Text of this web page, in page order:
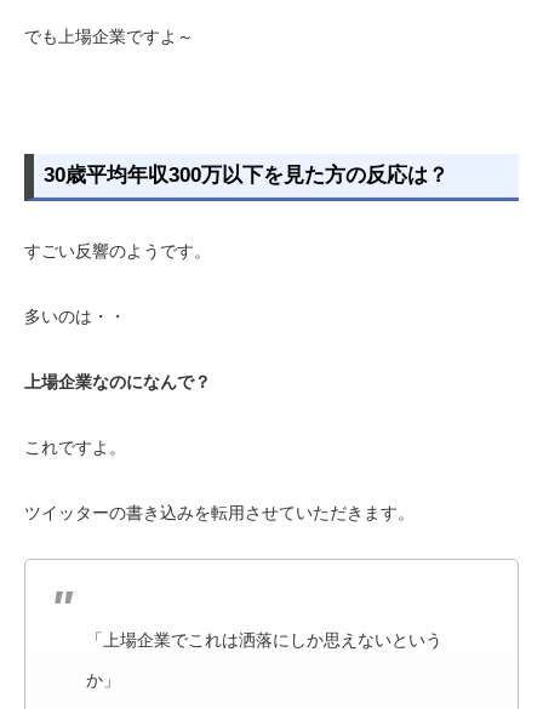
でも上場企業ですよ～
30歳平均年収300万以下を見た方の反応は？
すごい反響のようです。
多いのは・・
上場企業なのになんで？
これですよ。
ツイッターの書き込みを転用させていただきます。
「上場企業でこれは洒落にしか思えないという
か」